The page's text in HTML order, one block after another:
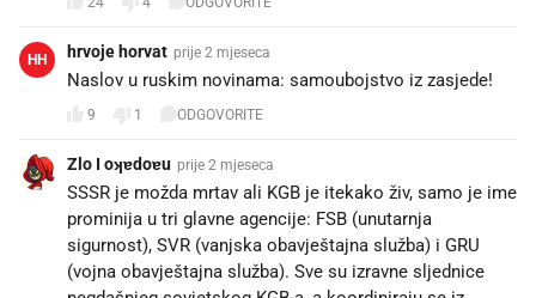
HH hrvoje horvat prije 2 mjeseca
Naslov u ruskim novinama: samoubojstvo iz zasjede!
9 1 ODGOVORITE
Zlo I oʞɐdoɐu prije 2 mjeseca
SSSR je možda mrtav ali KGB je itekako živ, samo je ime
prominija u tri glavne agencije: FSB (unutarnja
sigurnost), SVR (vanjska obavještajna služba) i GRU
(vojna obavještajna služba). Sve su izravne sljednice